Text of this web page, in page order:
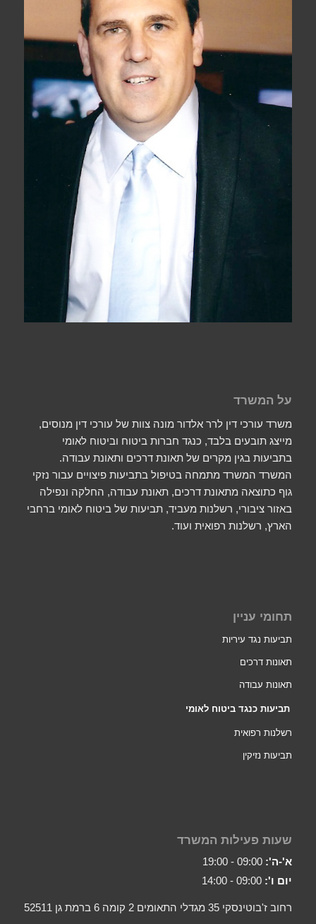
על המשרד
משרד עורכי דין לרר אלדור מונה צוות של עורכי דין מנוסים,
מייצג תובעים בלבד, כנגד חברות ביטוח וביטוח לאומי
בתביעות בגין מקרים של תאונת דרכים ותאונת עבודה.
המשרד המשרד מתמחה בטיפול בתביעות פיצויים עבור נזקי
גוף כתוצאה מתאונת דרכים, תאונת עבודה, החלקה ונפילה
באזור ציבורי, רשלנות מעביד, תביעות של ביטוח לאומי ברחבי
הארץ, רשלנות רפואית ועוד.
תחומי עניין
תביעות נגד עיריות
תאונות דרכים
תאונות עבודה
תביעות כנגד ביטוח לאומי
רשלנות רפואית
תביעות נזיקין
שעות פעילות המשרד
א'-ה':
יום ו':
רחוב ז'בוטינסקי 35 מגדלי התאומים 2 קומה 6 ברמת גן 52511